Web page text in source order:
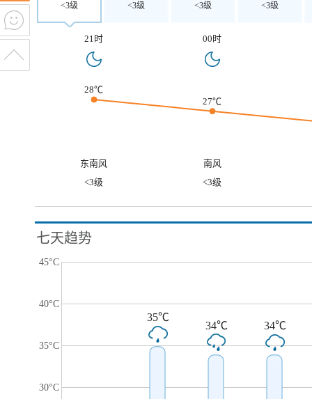
<3级 <3级 <3级 <3级
21时 00时
28℃
27℃
东南风
南风
<3级
<3级
七天趋势
45°C
40°C
35°C
30°C
35℃
34℃ 34℃